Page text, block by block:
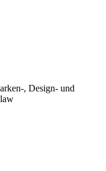
, Design- und